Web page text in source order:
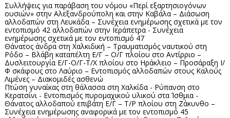
Συλλήψεις για παράβαση του νόμου «Περί εξαρτησιογόνων
ουσιών» στην Αλεξανδρούπολη και στην Καβάλα – Διάσωση
αλλοδαπών στη Λευκάδα – Συνέχεια ενημέρωσης σχετικά με τον
εντοπισμό 42 αλλοδαπών στην Ιεράπετρα - Συνέχεια
ενημέρωσης σχετικά με τον εντοπισμό 47
Θάνατος άνδρα στη Χαλκιδική – Τραυματισμός ναυτικού στη
Ρόδο – Βλάβη καταπέλτη Ε/Γ – Ο/Γ πλοίου στο Αντίρριο –
Δυσλειτουργία Ε/Γ-Ο/Γ-Τ/Χ πλοίου στο Ηράκλειο – Προσάραξη Ι/
Φ σκάφους στο Λαύριο – Εντοπισμός αλλοδαπών στους Καλούς
Λιμένες – Διακομιδές ασθενώ
Πτώση γυναίκας στη θάλασσα στη Χαλκίδα - Ρύπανση στο
Κερατσίνι - Εντοπισμός πυρομαχικού υλικού στα Ίσθμια -
Θάνατος αλλοδαπού επιβάτη Ε/Γ – Τ/Ρ πλοίου στη Ζάκυνθο –
Συνέχεια ενημέρωσης αναφορικά με τον εντοπισμό 45